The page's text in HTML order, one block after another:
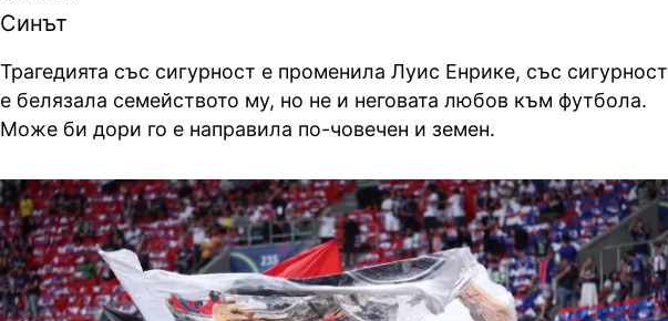
Синът
Трагедията със сигурност е променила Луис Енрике, със сигурност
е белязала семейството му, но не и неговата любов към футбола.
Може би дори го е направила по-човечен и земен.